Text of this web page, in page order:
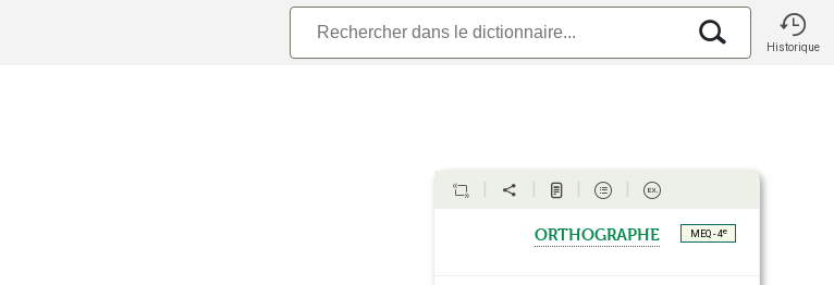
Historique
orthographe MEQ - 4e